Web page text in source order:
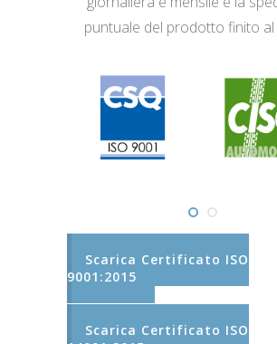
puntuale del prodotto finito al
Scarica Certificato ISO
9001:2015
Scarica Certificato ISO